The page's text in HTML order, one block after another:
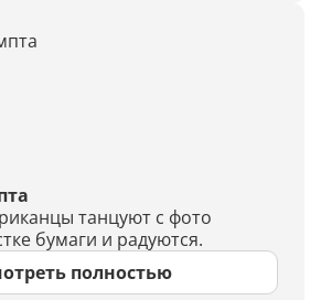
танцуют с фото
бумаги и радуются.
полностью